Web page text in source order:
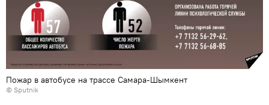
Пожар в автобусе на трассе Самара-Шымкент
© Sputnik